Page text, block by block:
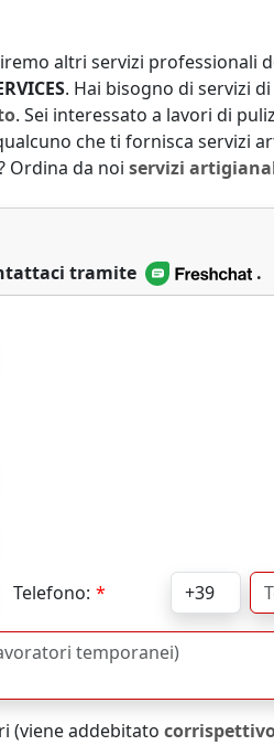
altri servizi professionali
. Hai bisogno di servizi
. Sei interessato a lavori di
che ti fornisca servizi
Ordina da noi servizi
tramite .
Telefono:
(viene addebitato